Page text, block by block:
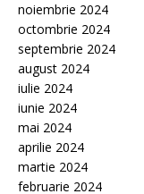
noiembrie 2024
octombrie 2024
septembrie 2024
august 2024
iulie 2024
iunie 2024
mai 2024
aprilie 2024
martie 2024
februarie 2024